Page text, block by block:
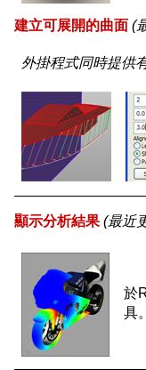
建立可展開的曲面 (
外掛程式同時提供
顯示分析結果 (最近
於
具。